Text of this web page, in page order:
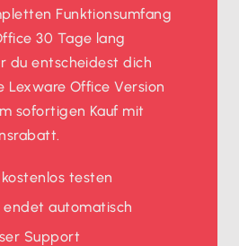
Funktionsumfang
30 Tage lang
du entscheidest dich
Lexware Office Version
sofortigen Kauf mit
testen
endet automatisch
Support